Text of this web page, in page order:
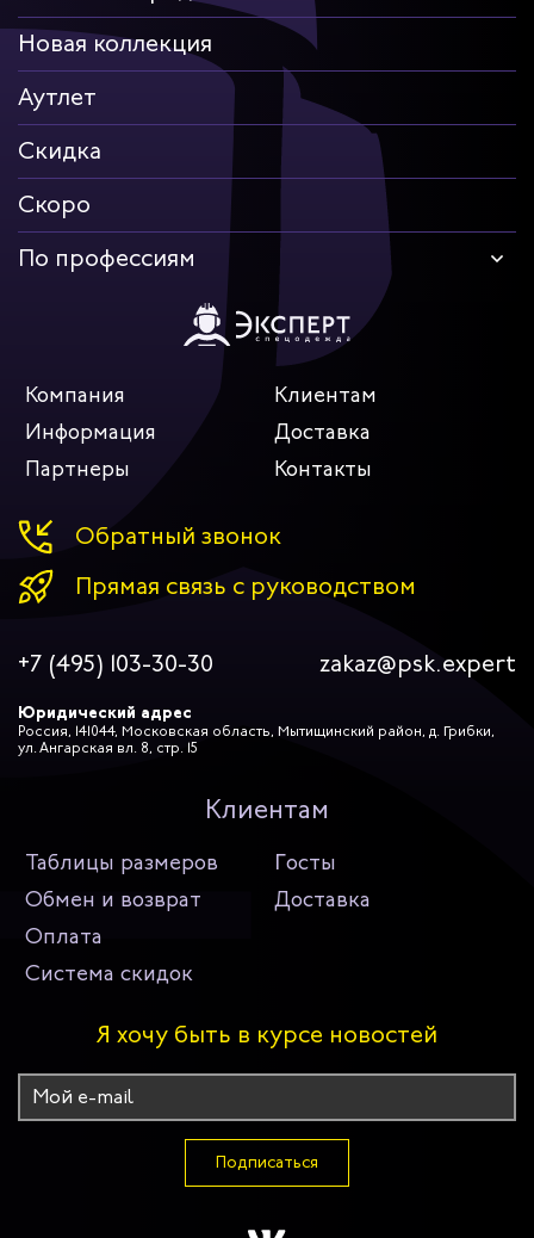
Новая коллекция
Аутлет
Скидка
Скоро
По профессиям
Компания
Клиентам
Информация
Доставка
Партнеры
Контакты
Обратный звонок
Прямая связь с руководством
+7 (495) 103-30-30 zakaz@psk.expert
Юридический адрес
Россия, 141044, Московская область, Мытищинский район, д. Грибки,
ул. Ангарская вл. 8, стр. 15
Клиентам
Таблицы размеров
Госты
Обмен и возврат
Доставка
Оплата
Система скидок
Я хочу быть в курсе новостей
Подписаться